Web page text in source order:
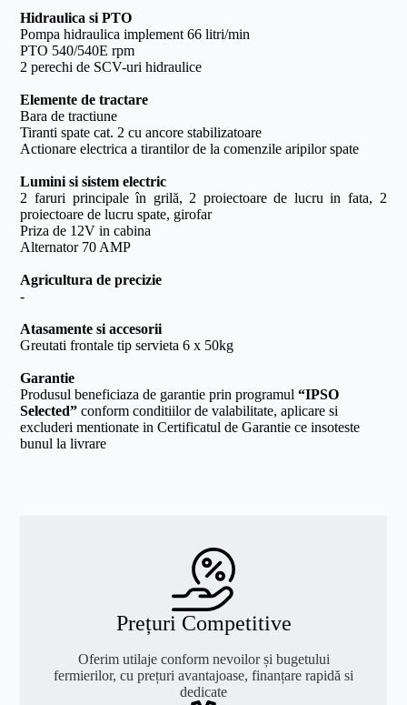
Hidraulica si PTO
Pompa hidraulica implement 66 litri/min
PTO 540/540E rpm
2 perechi de SCV-uri hidraulice
Elemente de tractare
Bara de tractiune
Tiranti spate cat. 2 cu ancore stabilizatoare
Actionare electrica a tirantilor de la comenzile aripilor spate
Lumini si sistem electric
2 faruri principale în grilă, 2 proiectoare de lucru in fata, 2
proiectoare de lucru spate, girofar
Priza de 12V in cabina
Alternator 70 AMP
Agricultura de precizie
-
Atasamente si accesorii
Greutati frontale tip servieta 6 x 50kg
Garantie
Produsul beneficiaza de garantie prin programul“IPSO
Selected” conform conditiilor de valabilitate, aplicare si
excluderi mentionate in Certificatul de Garantie ce insoteste
bunul la livrare
Prețuri Competitive
Oferim utilaje conform nevoilor și bugetului
fermierilor, cu prețuri avantajoase, finanțare rapidă si
dedicate